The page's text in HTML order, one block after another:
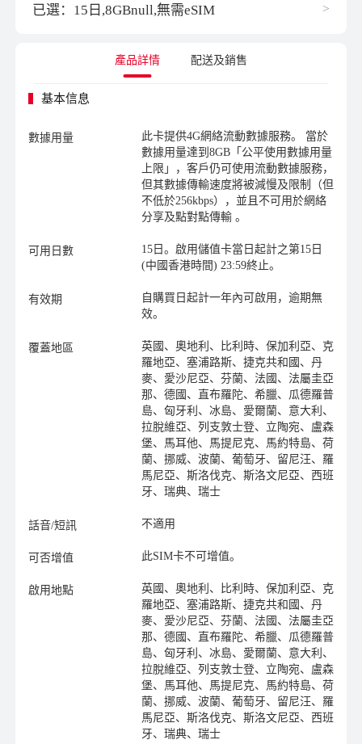
已選：15日,8GBnull,無需eSIM >
產品詳情 配送及銷售
基本信息
數據用量
此卡提供4G網絡流動數據服務。 當於
數據用量達到8GB「公平使用數據用量
上限」，客戶仍可使用流動數據服務，
但其數據傳輸速度將被減慢及限制（但
不低於256kbps），並且不可用於網絡
分享及點對點傳輸 。
可用日數
15日。啟用儲值卡當日起計之第15日
(中國香港時間) 23:59終止。
有效期
自購買日起計一年內可啟用，逾期無
效。
覆蓋地區
英國、奧地利、比利時、保加利亞、克
羅地亞、塞浦路斯、捷克共和國、丹
麥、愛沙尼亞、芬蘭、法國、法屬圭亞
那、德國、直布羅陀、希臘、瓜德羅普
島、匈牙利、冰島、愛爾蘭、意大利、
拉脫維亞、列支敦士登、立陶宛、盧森
堡、馬耳他、馬提尼克、馬約特島、荷
蘭、挪威、波蘭、葡萄牙、留尼汪、羅
馬尼亞、斯洛伐克、斯洛文尼亞、西班
牙、瑞典、瑞士
話音/短訊 不適用
可否增值 此SIM卡不可增值。
啟用地點
英國、奧地利、比利時、保加利亞、克
羅地亞、塞浦路斯、捷克共和國、丹
麥、愛沙尼亞、芬蘭、法國、法屬圭亞
那、德國、直布羅陀、希臘、瓜德羅普
島、匈牙利、冰島、愛爾蘭、意大利、
拉脫維亞、列支敦士登、立陶宛、盧森
堡、馬耳他、馬提尼克、馬約特島、荷
蘭、挪威、波蘭、葡萄牙、留尼汪、羅
馬尼亞、斯洛伐克、斯洛文尼亞、西班
牙、瑞典、瑞士